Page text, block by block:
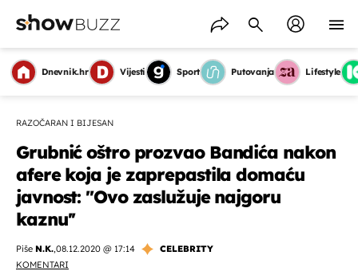
Dnevnik.hr Vijesti Sport Putovanja Lifestyle
RAZOČARAN I BIJESAN
Grubnić oštro prozvao Bandića nakon
afere koja je zaprepastila domaću
javnost: ''Ovo zaslužuje najgoru
kaznu''
Piše N.K.,08.12.2020 @ 17:14
CELEBRITY
KOMENTARI